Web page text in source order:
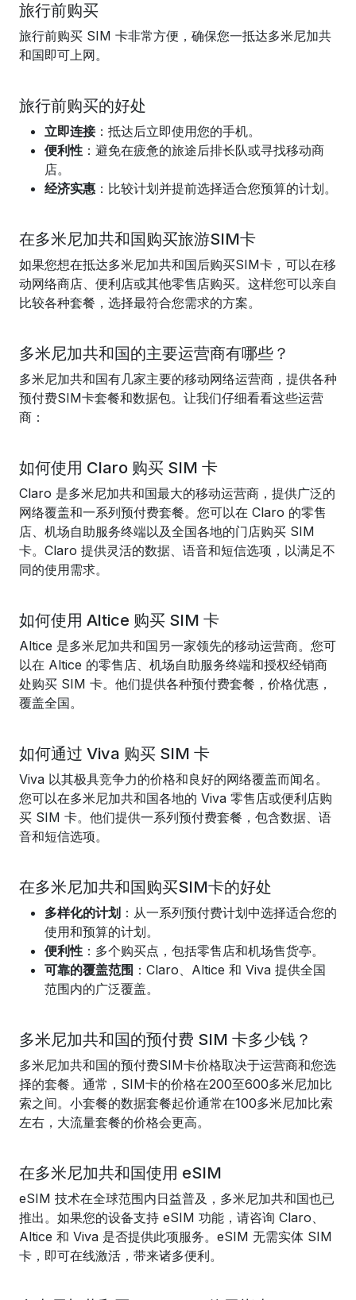
旅行前购买
旅行前购买 SIM 卡非常方便，确保您一抵达多米尼加共
和国即可上网。
旅行前购买的好处
立即连接：抵达后立即使用您的手机。
便利性 ：避免在疲惫的旅途后排长队或寻找移动商
店。
经济实惠 ：比较计划并提前选择适合您预算的计划。
在多米尼加共和国购买旅游SIM卡
如果您想在抵达多米尼加共和国后购买SIM卡，可以在移
动网络商店、便利店或其他零售店购买。这样您可以亲自
比较各种套餐，选择最符合您需求的方案。
多米尼加共和国的主要运营商有哪些？
多米尼加共和国有几家主要的移动网络运营商，提供各种
预付费SIM卡套餐和数据包。让我们仔细看看这些运营
商：
如何使用 Claro 购买 SIM 卡
Claro 是多米尼加共和国最大的移动运营商，提供广泛的
网络覆盖和一系列预付费套餐。您可以在 Claro 的零售
店、机场自助服务终端以及全国各地的门店购买 SIM
卡。Claro 提供灵活的数据、语音和短信选项，以满足不
同的使用需求。
如何使用 Altice 购买 SIM 卡
Altice 是多米尼加共和国另一家领先的移动运营商。您可
以在 Altice 的零售店、机场自助服务终端和授权经销商
处购买 SIM 卡。他们提供各种预付费套餐，价格优惠，
覆盖全国。
如何通过 Viva 购买 SIM 卡
Viva 以其极具竞争力的价格和良好的网络覆盖而闻名。
您可以在多米尼加共和国各地的 Viva 零售店或便利店购
买 SIM 卡。他们提供一系列预付费套餐，包含数据、语
音和短信选项。
在多米尼加共和国购买SIM卡的好处
多样化的计划 ：从一系列预付费计划中选择适合您的
使用和预算的计划。
便利性 ：多个购买点，包括零售店和机场售货亭。
可靠的覆盖范围 ：Claro、Altice 和 Viva 提供全国
范围内的广泛覆盖。
多米尼加共和国的预付费 SIM 卡多少钱？
多米尼加共和国的预付费SIM卡价格取决于运营商和您选
择的套餐。通常，SIM卡的价格在200至600多米尼加比
索之间。小套餐的数据套餐起价通常在100多米尼加比索
左右，大流量套餐的价格会更高。
在多米尼加共和国使用 eSIM
eSIM 技术在全球范围内日益普及，多米尼加共和国也已
推出。如果您的设备支持 eSIM 功能，请咨询 Claro、
Altice 和 Viva 是否提供此项服务。eSIM 无需实体 SIM
卡，即可在线激活，带来诸多便利。